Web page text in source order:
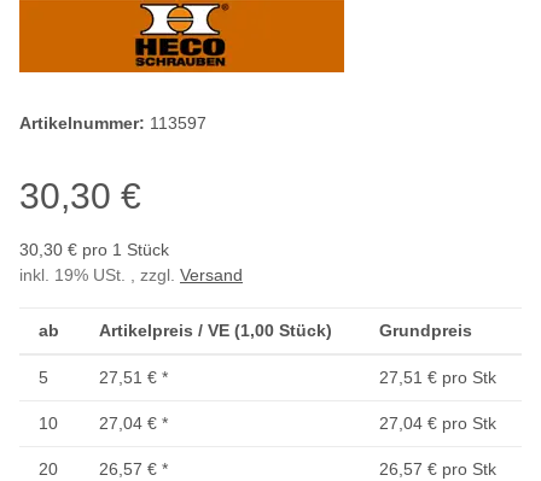
Artikelnummer: 113597
30,30 €
30,30 € pro 1 Stück
inkl. 19% USt. , zzgl. Versand
ab Artikelpreis / VE (1,00 Stück) Grundpreis
5 27,51 € * 27,51 € pro Stk
10 27,04 € * 27,04 € pro Stk
20 26,57 € * 26,57 € pro Stk